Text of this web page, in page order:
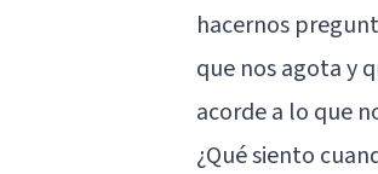
hacernos
que nos agota y
acorde a lo que
¿Qué siento